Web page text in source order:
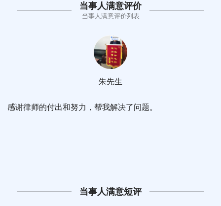
当事人满意评价
当事人满意评价列表
感谢律师的付出和努力，帮我解决了问题。
朱先生
当事人满意短评